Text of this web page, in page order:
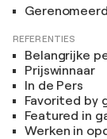
REFERENTIES
Belangrijke
Prijswinnaar
In de Pers
Favorited by
Featured in
Werken in